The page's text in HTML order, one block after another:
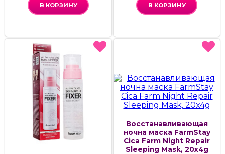
В КОРЗИНУ В КОРЗИНУ
Восстанавливающая
ночна маска FarmStay
Cica Farm Night Repair
Sleeping Mask, 20x4g